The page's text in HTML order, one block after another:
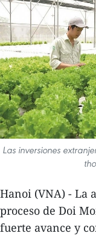
Las inversiones
Hanoi (VNA) - La
proceso de Doi
fuerte avance y